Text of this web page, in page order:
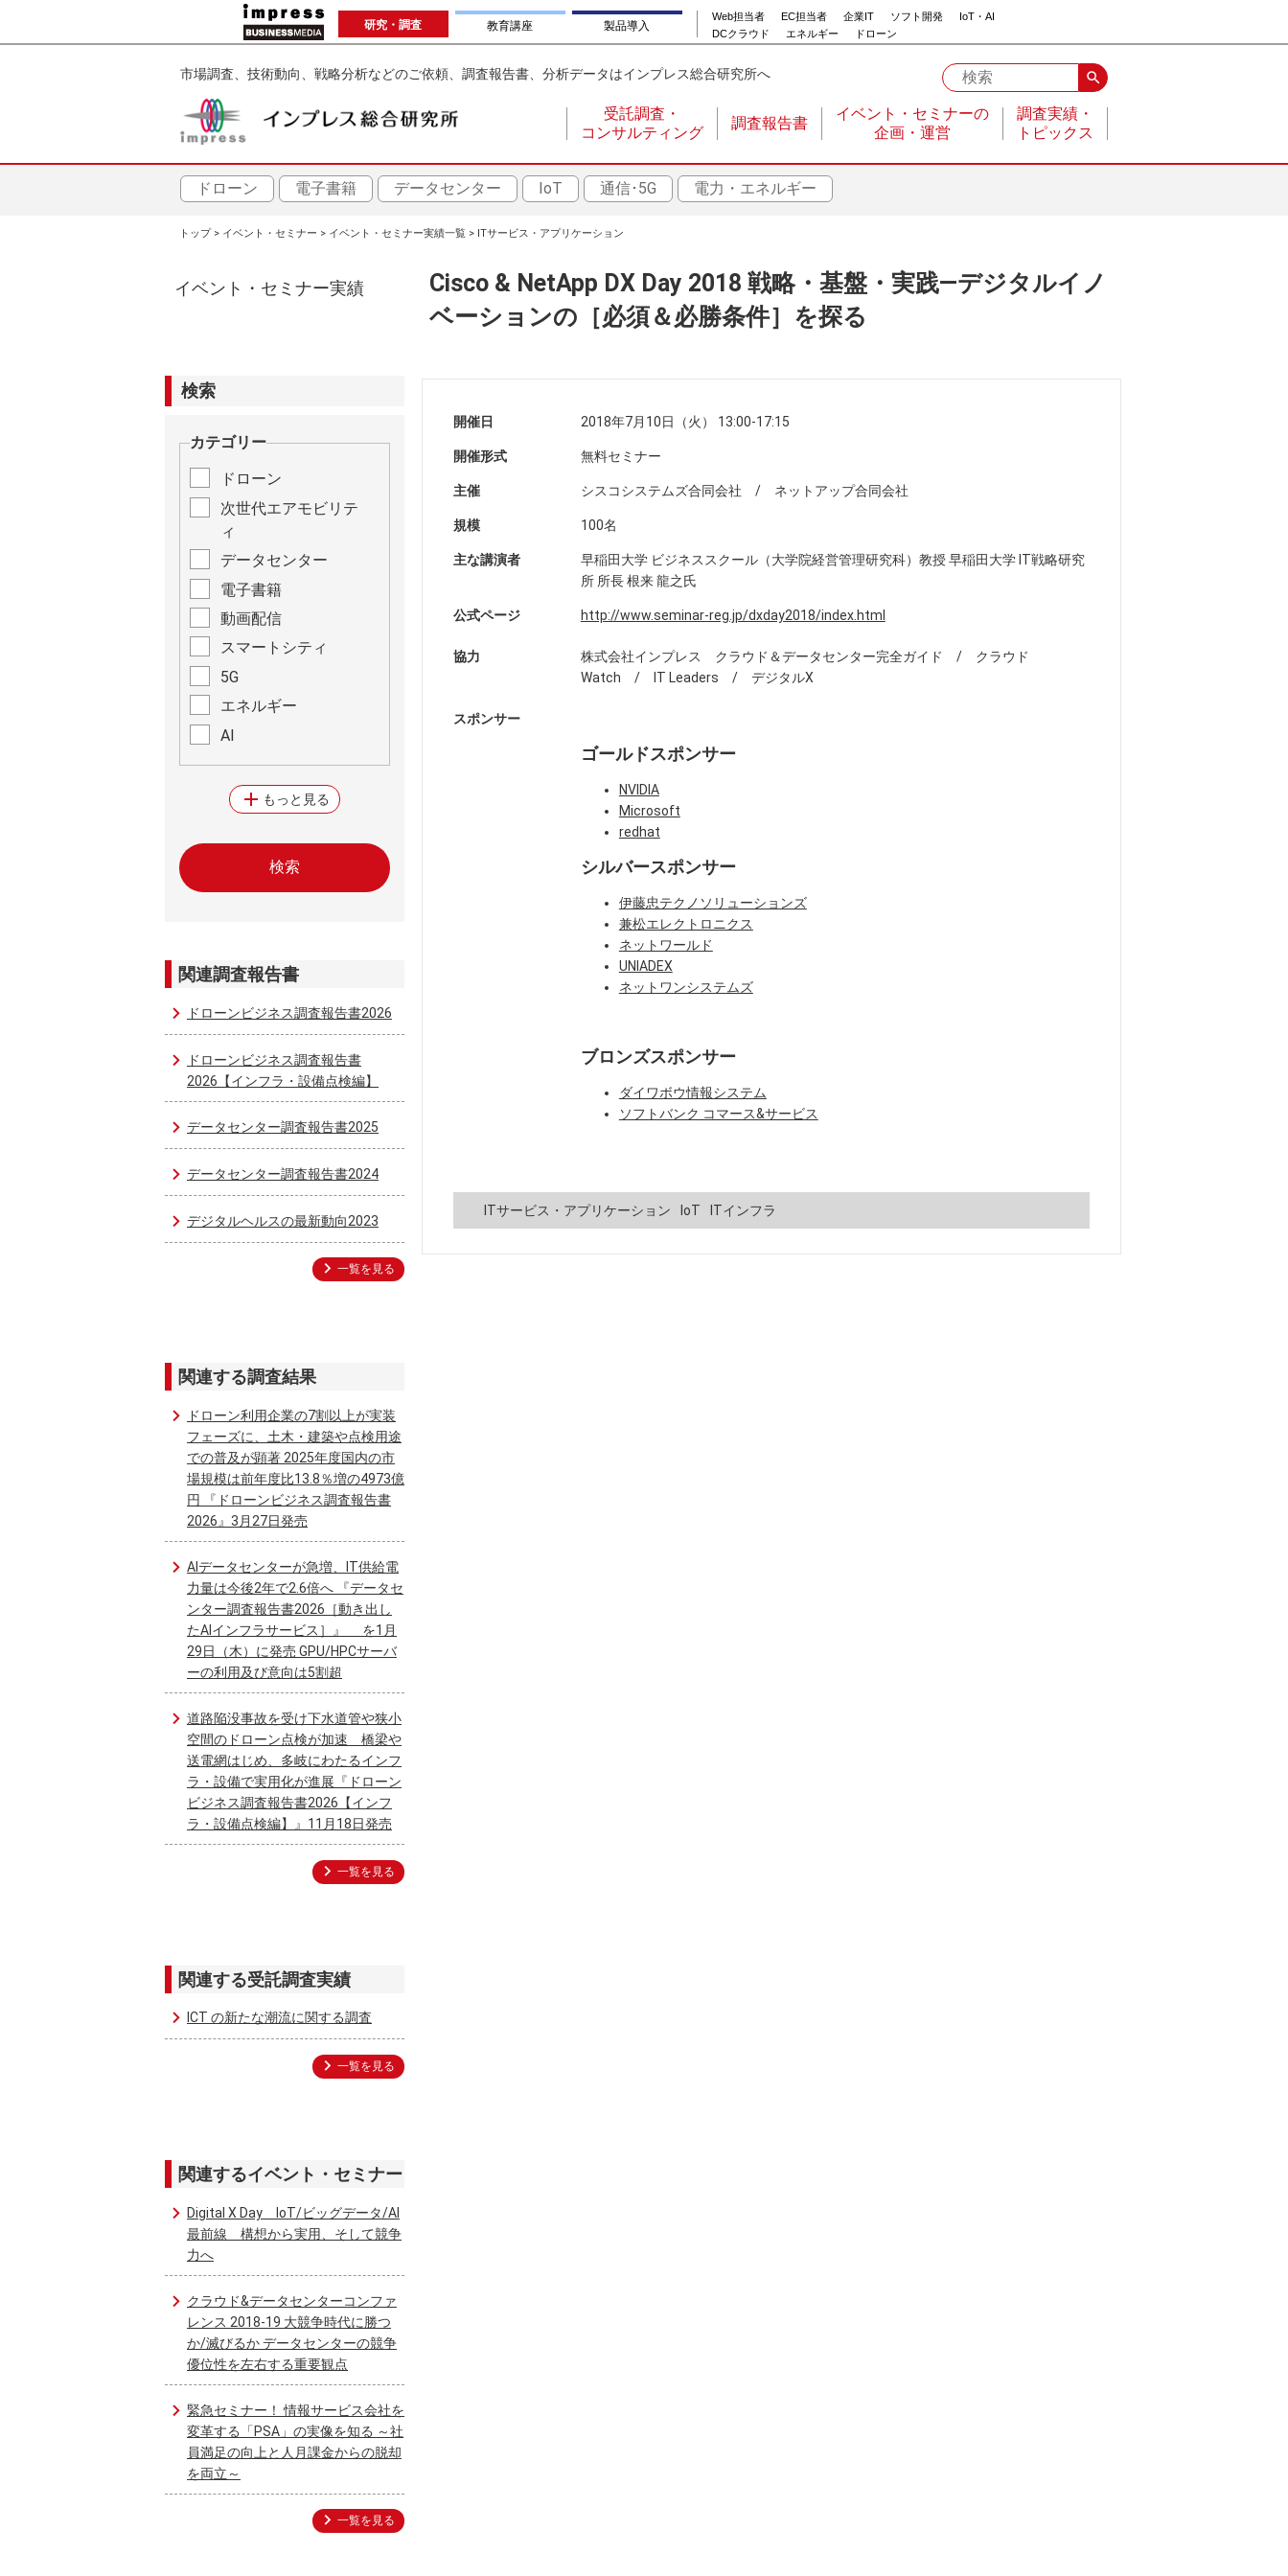
ン
研究・調査 教育講座 製品導入
Web担当者 EC担当者 企業IT ソフト開発
IoT・AI
DCクラウド
エネルギー ドローン
市場調査、技術動向、戦略分析などのご依頼、調査報告書、分析データはインプレス総合研究所へ search
メ
イ
ゲ
ー
シ
ン
受託調査・
コンサルティング
調査報告書
イベント・セミナーの
企画・運営
調査実績・
トピックス
ドローン 電子書籍 データセンター IoT 通信･5G 電力・エネルギー
ン
トップ イベント・セミナー イベント・セミナー実績一覧 ITサービス・アプリケーション
イベント・セミナー実績
検索
カテゴリー
ドローン
次世代エアモビリテ
ィ
データセンター
電子書籍
動画配信
スマートシティ
5G
エネルギー
AI
add もっと見る
関連調査報告書
ドローンビジネス調査報告書2026
ドローンビジネス調査報告書
2026【インフラ・設備点検編】
データセンター調査報告書2025
データセンター調査報告書2024
デジタルヘルスの最新動向2023
一覧を見る
関連する調査結果
ドローン利用企業の7割以上が実装
フェーズに、土木・建築や点検用途
での普及が顕著 2025年度国内の市
場規模は前年度比13.8％増の4973億
円 『ドローンビジネス調査報告書
2026』3月27日発売
AIデータセンターが急増、IT供給電
力量は今後2年で2.6倍へ 『データセ
ンター調査報告書2026［動き出し
たAIインフラサービス］』 を1月
29日（木）に発売 GPU/HPCサーバ
ーの利用及び意向は5割超
道路陥没事故を受け下水道管や狭小
空間のドローン点検が加速 橋梁や
送電網はじめ、多岐にわたるインフ
ラ・設備で実用化が進展『ドローン
ビジネス調査報告書2026【インフ
ラ・設備点検編】』11月18日発売
一覧を見る
関連する受託調査実績
ICT の新たな潮流に関する調査
一覧を見る
関連するイベント・セミナー
Digital X Day IoT/ビッグデータ/AI
最前線 構想から実用、そして競争
力へ
クラウド&データセンターコンファ
レンス 2018-19 大競争時代に勝つ
か/滅びるか データセンターの競争
優位性を左右する重要観点
緊急セミナー！ 情報サービス会社を
変革する「PSA」の実像を知る ～社
員満足の向上と人月課金からの脱却
を両立～
一覧を見る
Cisco & NetApp DX Day 2018 戦略・基盤・実践―デジタルイノ
ベーションの［必須＆必勝条件］を探る
開催日 2018年7月10日（火） 13:00-17:15
開催形式 無料セミナー
主催 シスコシステムズ合同会社 / ネットアップ合同会社
規模 100名
主な講演者
早稲田大学 ビジネススクール（大学院経営管理研究科）教授 早稲田大学 IT戦略研究
所 所長 根来 龍之氏
公式ページ http://www.seminar-reg.jp/dxday2018/index.html
協力
株式会社インプレス クラウド＆データセンター完全ガイド / クラウド
Watch / IT Leaders / デジタルX
スポンサー
ゴールドスポンサー
NVIDIA
Microsoft
redhat
シルバースポンサー
伊藤忠テクノソリューションズ
兼松エレクトロニクス
ネットワールド
UNIADEX
ネットワンシステムズ
ブロンズスポンサー
ダイワボウ情報システム
ソフトバンク コマース&サービス
ITサービス・アプリケーション IoT ITインフラ